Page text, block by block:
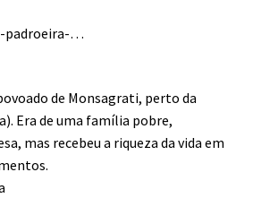
padroeira-…
de Monsagrati, perto da
Era de uma família pobre,
mas recebeu a riqueza da vida em